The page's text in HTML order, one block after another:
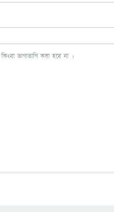
ভাগাভাগি করা হবে না ।